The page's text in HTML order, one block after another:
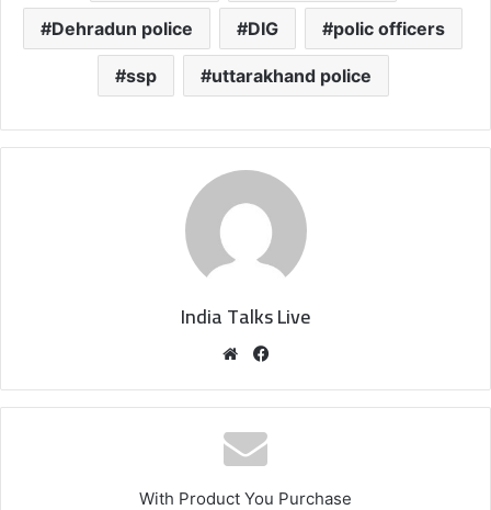
Dehradun police DIG polic officers
ssp uttarakhand police
India Talks Live
We
te
bo
With Product You Purchase